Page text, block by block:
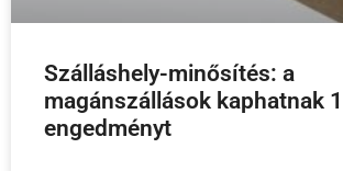
Szálláshely-minősítés: a
magánszállások kaphatnak
engedményt